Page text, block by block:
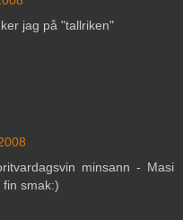
jag på "tallriken"
minsann - Masi
smak:)